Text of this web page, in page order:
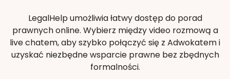
LegalHelp umożliwia łatwy dostęp do porad
prawnych online. Wybierz między video rozmową a
live chatem, aby szybko połączyć się z Adwokatem i
uzyskać niezbędne wsparcie prawne bez zbędnych
formalności.